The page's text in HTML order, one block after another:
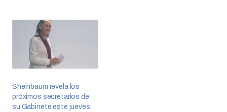
Sheinbaum revela los
próximos secretarios de
su Gabinete este jueves